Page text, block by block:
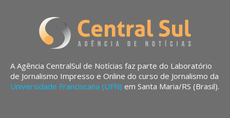
A Agência CentralSul de Notícias faz parte do Laboratório
de Jornalismo Impresso e Online do curso de Jornalismo da
Universidade Franciscana (UFN) em Santa Maria/RS (Brasil).